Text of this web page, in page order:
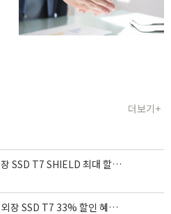
더보기+
SSD T7 SHIELD 최대 할인
장 SSD T7 33% 할인 혜택!